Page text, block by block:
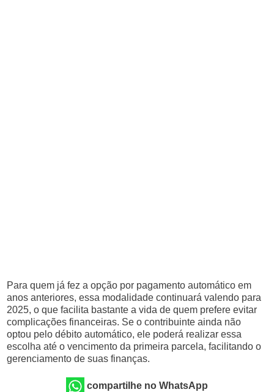
Para quem já fez a opção por pagamento automático em
anos anteriores, essa modalidade continuará valendo para
2025, o que facilita bastante a vida de quem prefere evitar
complicações financeiras. Se o contribuinte ainda não
optou pelo débito automático, ele poderá realizar essa
escolha até o vencimento da primeira parcela, facilitando o
gerenciamento de suas finanças.
compartilhe no WhatsApp